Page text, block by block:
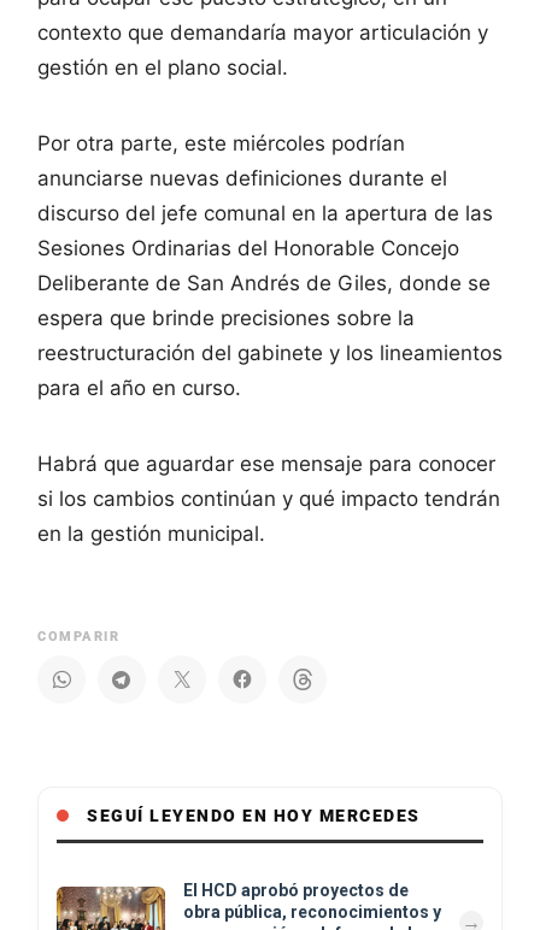
contexto que demandaría mayor articulación y
gestión en el plano social.
Por otra parte, este miércoles podrían
anunciarse nuevas definiciones durante el
discurso del jefe comunal en la apertura de las
Sesiones Ordinarias del Honorable Concejo
Deliberante de San Andrés de Giles, donde se
espera que brinde precisiones sobre la
reestructuración del gabinete y los lineamientos
para el año en curso.
Habrá que aguardar ese mensaje para conocer
si los cambios continúan y qué impacto tendrán
en la gestión municipal.
COMPARIR
SEGUÍ LEYENDO EN HOY MERCEDES
El HCD aprobó proyectos de
obra pública, reconocimientos y